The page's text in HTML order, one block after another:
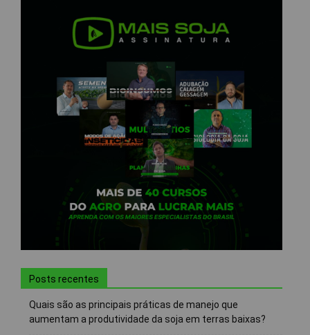
Posts recentes
Quais são as principais práticas de manejo que
aumentam a produtividade da soja em terras baixas?